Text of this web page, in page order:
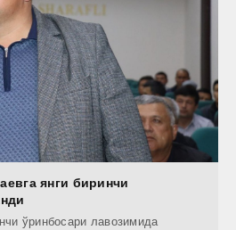
янги биринчи
ўринбосари лавозимида